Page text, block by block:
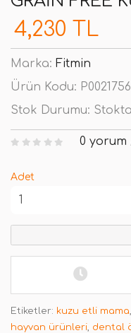
4,230 TL
Marka: Fitmin
Ürün Kodu: P0021756
Stok Durumu:
0 yorum
Adet
Etiketler: kuzu etli mama,
hayvan ürünleri, dental